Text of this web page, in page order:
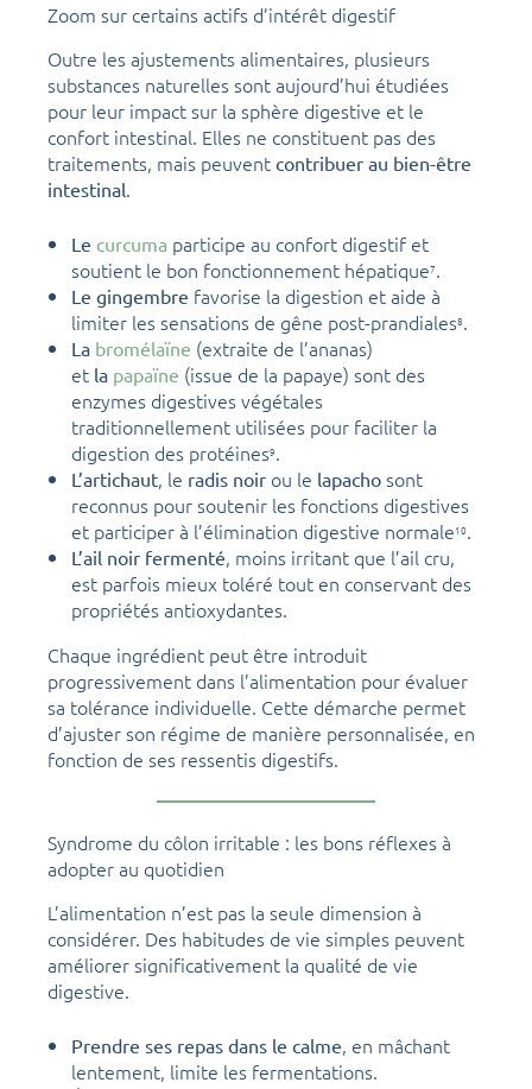
Zoom sur certains actifs d’intérêt digestif
Outre les ajustements alimentaires, plusieurs
substances naturelles sont aujourd’hui étudiées
pour leur impact sur la sphère digestive et le
confort intestinal. Elles ne constituent pas des
traitements, mais peuvent contribuer au bien-être
intestinal.
Le curcuma participe au confort digestif et
soutient le bon fonctionnement hépatique7.
Le gingembre favorise la digestion et aide à
limiter les sensations de gêne post-prandiales8.
La bromélaïne (extraite de l’ananas)
et la papaïne (issue de la papaye) sont des
enzymes digestives végétales
traditionnellement utilisées pour faciliter la
digestion des protéines9.
L’artichaut, le radis noir ou le lapacho sont
reconnus pour soutenir les fonctions digestives
et participer à l’élimination digestive normale10.
L’ail noir fermenté, moins irritant que l’ail cru,
est parfois mieux toléré tout en conservant des
propriétés antioxydantes.
Chaque ingrédient peut être introduit
progressivement dans l’alimentation pour évaluer
sa tolérance individuelle. Cette démarche permet
d’ajuster son régime de manière personnalisée, en
fonction de ses ressentis digestifs.
Syndrome du côlon irritable : les bons réflexes à
adopter au quotidien
L’alimentation n’est pas la seule dimension à
considérer. Des habitudes de vie simples peuvent
améliorer significativement la qualité de vie
digestive.
Prendre ses repas dans le calme, en mâchant
lentement, limite les fermentations.